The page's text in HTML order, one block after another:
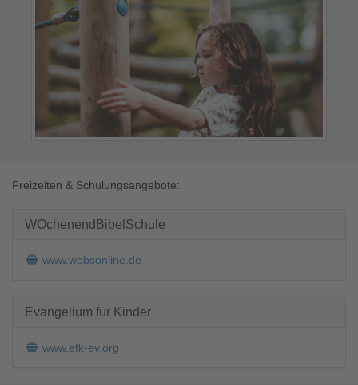
Freizeiten & Schulungsangebote:
WOchenendBibelSchule
www.wobsonline.de
Evangelium für Kinder
www.efk-ev.org